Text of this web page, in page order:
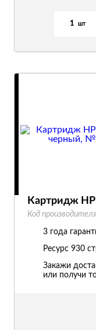
1 шт
Картридж
Код
3 года
Ресурс 930
Закажи
или получи